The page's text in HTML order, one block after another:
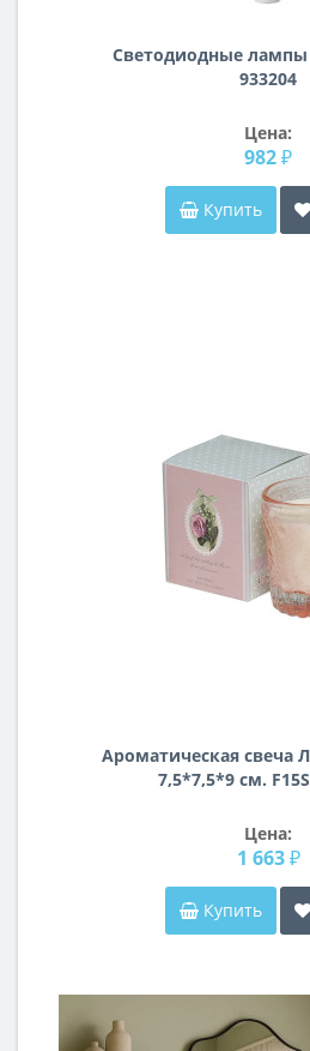
Светодиодные лампы
933204
Цена:
982 ₽
Купить
Ароматическая свеча
7,5*7,5*9 см.
Цена:
1 663 ₽
Купить